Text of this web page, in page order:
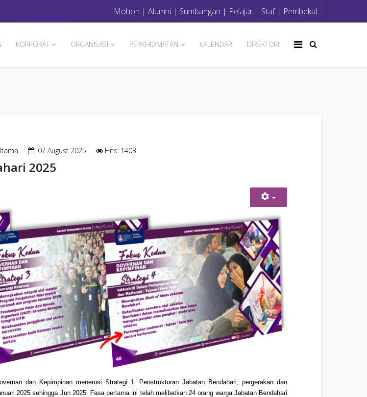
Mohon | Alumni | Sumbangan | Pelajar | Staf| Pembekal
KORPORAT ORGANISASI PERKHIDMATAN KALENDAR DIREKTORI
07 August 2025 Hits: 1403
2025
dan Kepimpinan menerusi Strategi 1: Penstrukturan Jabatan Bendahari, pergerakan dan
2025 sehingga Jun 2025. Fasa pertama ini telah melibatkan 24 orang warga Jabatan Bendahari